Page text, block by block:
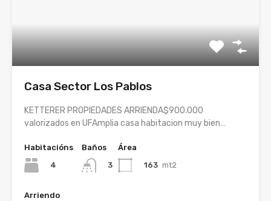
Casa Sector Los Pablos
KETTERER PROPIEDADES ARRIENDA$900.000
valorizados en UFAmplia casa habitacion muy bien…
Habitacións
4
Baños
3
Área
163 mt2
Arriendo